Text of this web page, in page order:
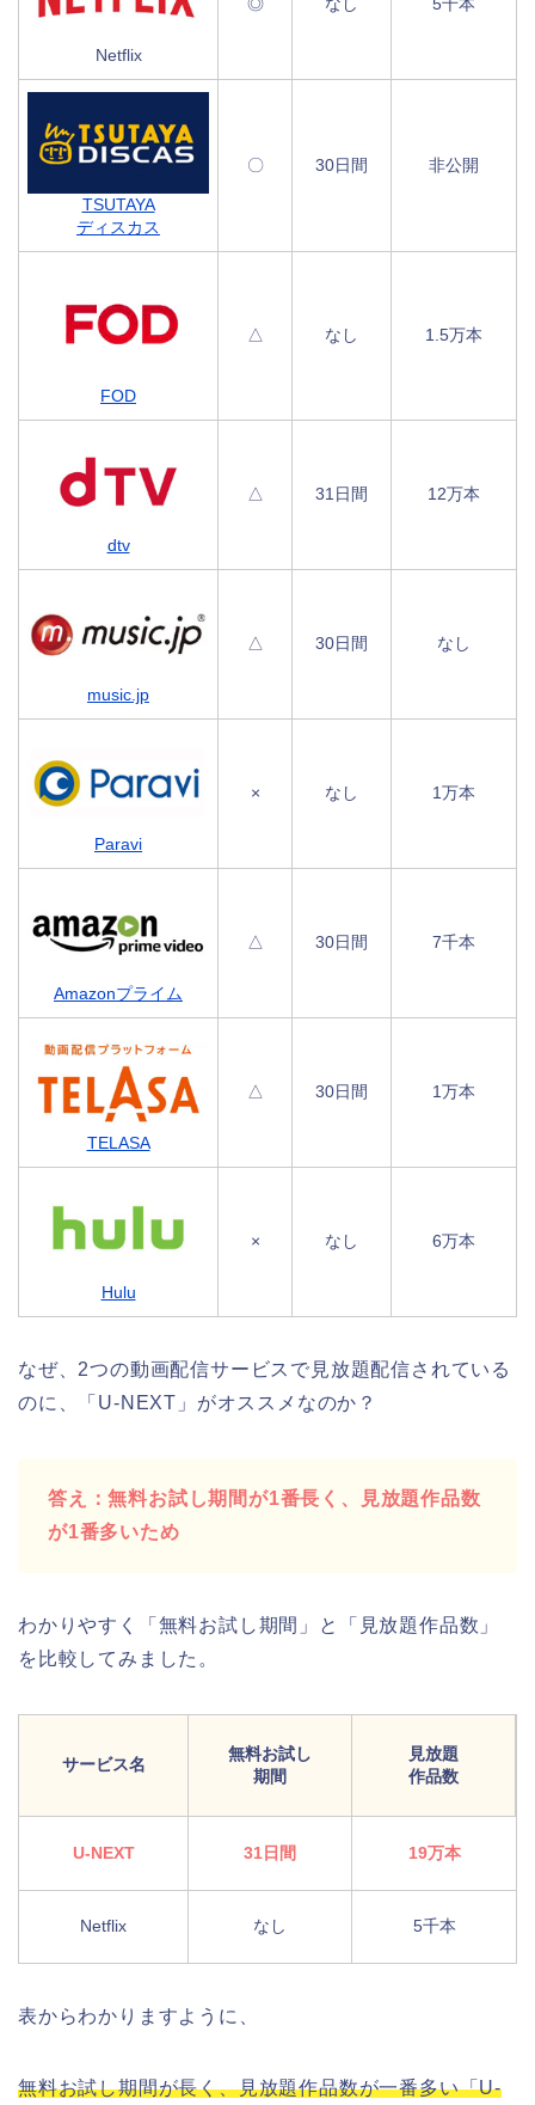
Netflix
TSUTAYA
ディスカス
〇 30日間 非公開
FOD
△ なし 1.5万本
dtv
△ 31日間 12万本
music.jp
△ 30日間 なし
Paravi
× なし 1万本
Amazonプライム
△ 30日間 7千本
TELASA
△ 30日間 1万本
Hulu
× なし 6万本
なぜ、2つの動画配信サービスで見放題配信されている
のに、「U-NEXT」がオススメなのか？
答え：無料お試し期間が1番長く、見放題作品数
が1番多いため
わかりやすく「無料お試し期間」と「見放題作品数」
を比較してみました。
サービス名
無料お試し
期間
見放題
作品数
U-NEXT 31日間 19万本
Netflix なし 5千本
表からわかりますように、
無料お試し期間が長く、見放題作品数が一番多い「U-